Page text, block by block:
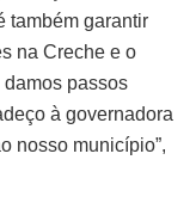
também garantir
na Creche e o
passos
à governadora
nosso município”,